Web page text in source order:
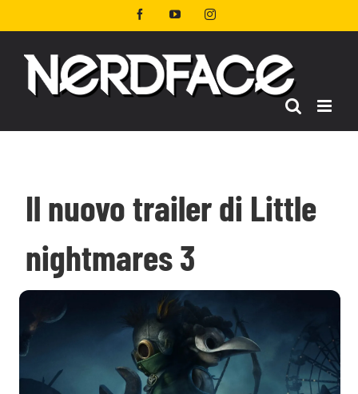
al
FacebookYouTubeInstagram
Il nuovo trailer di Little
nightmares 3